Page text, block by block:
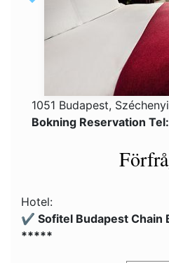
1051 Budapest,
Bokning Reservation
Hotel:
✔️ Sofitel Budapest Chain
*****